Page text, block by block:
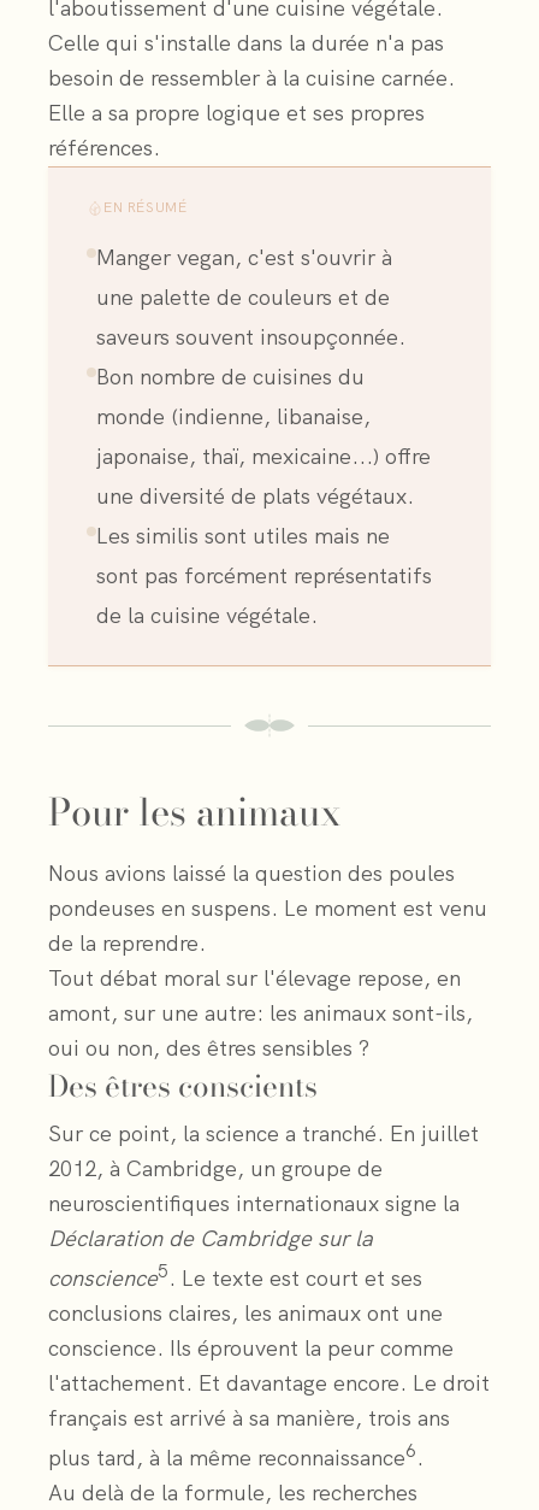
l'aboutissement d'une cuisine végétale.
Celle qui s'installe dans la durée n'a pas
besoin de ressembler à la cuisine carnée.
Elle a sa propre logique et ses propres
références.
EN RÉSUMÉ
Manger vegan, c'est s'ouvrir à
une palette de couleurs et de
saveurs souvent insoupçonnée.
Bon nombre de cuisines du
monde (indienne, libanaise,
japonaise, thaï, mexicaine...) offre
une diversité de plats végétaux.
Les similis sont utiles mais ne
sont pas forcément représentatifs
de la cuisine végétale.
Pour les animaux
Nous avions laissé la question des poules
pondeuses en suspens. Le moment est venu
de la reprendre.
Tout débat moral sur l'élevage repose, en
amont, sur une autre: les animaux sont-ils,
oui ou non, des êtres sensibles ?
Des êtres conscients
Sur ce point, la science a tranché. En juillet
2012, à Cambridge, un groupe de
neuroscientifiques internationaux signe la
Déclaration de Cambridge sur la
conscience5. Le texte est court et ses
conclusions claires, les animaux ont une
conscience. Ils éprouvent la peur comme
l'attachement. Et davantage encore. Le droit
français est arrivé à sa manière, trois ans
plus tard, à la même reconnaissance6.
Au delà de la formule, les recherches